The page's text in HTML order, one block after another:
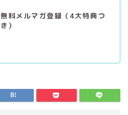
無料メルマガ登録（4大特典つ
き）